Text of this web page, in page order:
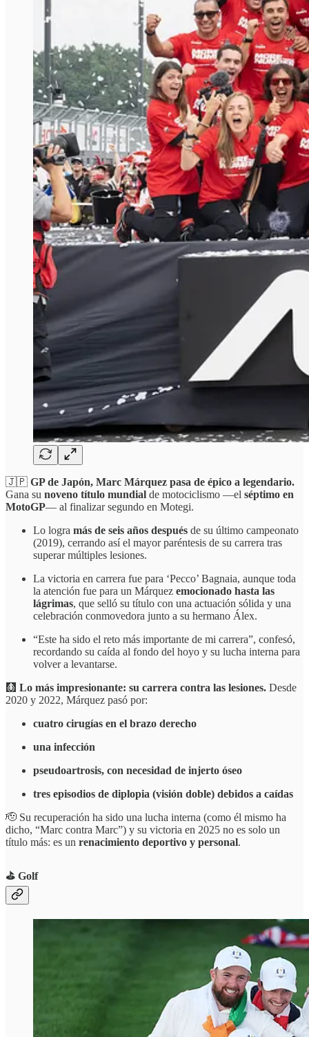
🇯🇵 GP de Japón, Marc Márquez pasa de épico a legendario.
Gana su noveno título mundial de motociclismo —el séptimo en
MotoGP— al finalizar segundo en Motegi.
Lo logra más de seis años después de su último campeonato
(2019), cerrando así el mayor paréntesis de su carrera tras
superar múltiples lesiones.
La victoria en carrera fue para ‘Pecco’ Bagnaia, aunque toda
la atención fue para un Márquez emocionado hasta las
lágrimas, que selló su título con una actuación sólida y una
celebración conmovedora junto a su hermano Álex.
“Este ha sido el reto más importante de mi carrera”, confesó,
recordando su caída al fondo del hoyo y su lucha interna para
volver a levantarse.
🩻 Lo más impresionante: su carrera contra las lesiones. Desde
2020 y 2022, Márquez pasó por:
cuatro cirugías en el brazo derecho
una infección
pseudoartrosis, con necesidad de injerto óseo
tres episodios de diplopia (visión doble) debidos a caídas
🫡 Su recuperación ha sido una lucha interna (como él mismo ha
dicho, “Marc contra Marc”) y su victoria en 2025 no es solo un
título más: es un renacimiento deportivo y personal.
⛳️ Golf